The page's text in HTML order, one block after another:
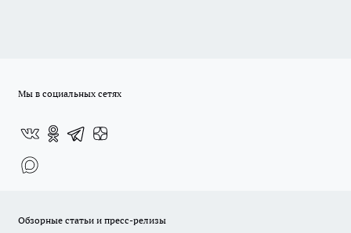
Мы в социальных сетях
Обзорные статьи и пресс-релизы